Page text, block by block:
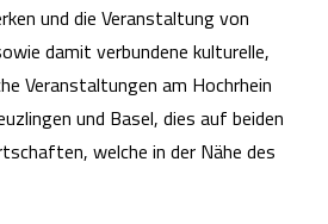
und die Veranstaltung von
damit verbundene kulturelle,
Veranstaltungen am Hochrhein
und Basel, dies auf beiden
welche in der Nähe des